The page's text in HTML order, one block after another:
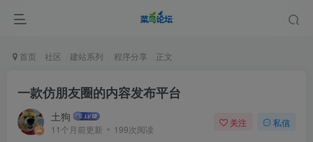
首页 社区 建站系列 程序分享 正文
一款仿朋友圈的内容发布平台
土狗
11个月前更新 199次阅读
关注 私信